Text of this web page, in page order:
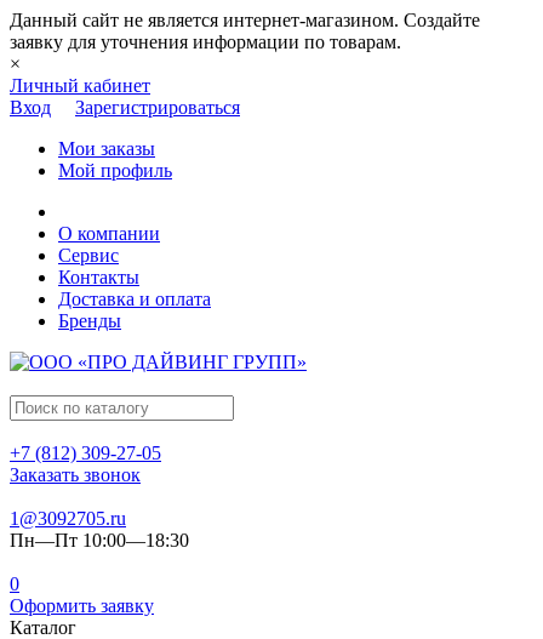
Данный сайт не является интернет-магазином. Создайте
заявку для уточнения информации по товарам.
×
Личный кабинет
Вход
Зарегистрироваться
Мои заказы
Мой профиль
О компании
Сервис
Контакты
Доставка и оплата
Бренды
+7 (812) 309-27-05
Заказать звонок
1@3092705.ru
Пн—Пт 10:00—18:30
0
Оформить заявку
Каталог